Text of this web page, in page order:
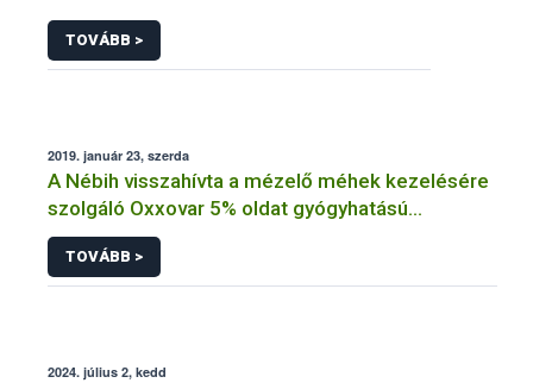
TOVÁBB >
2019. január 23, szerda
A Nébih visszahívta a mézelő méhek kezelésére
szolgáló Oxxovar 5% oldat gyógyhatású
készítményt a hazai piacról
TOVÁBB >
2024. július 2, kedd